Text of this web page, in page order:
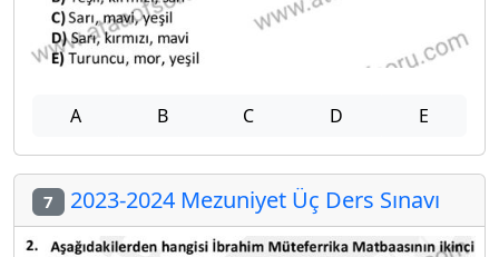
A B C D E
7 2023-2024 Mezuniyet Üç Ders Sınavı